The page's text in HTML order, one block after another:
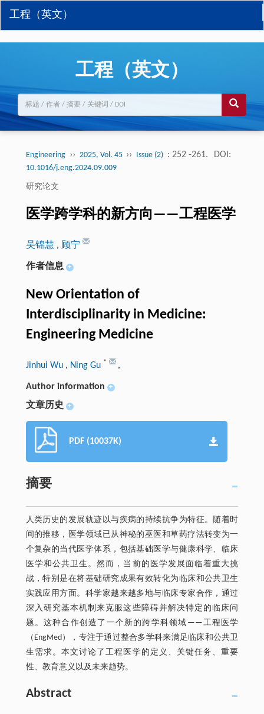
工程（英文）
工程（英文）
Engineering ›› 2025, Vol. 45 ›› Issue (2) : 252 -261. DOI:
10.1016/j.eng.2024.09.009
研究论文
医学跨学科的新方向——工程医学
吴锦慧 , 顾宁
作者信息 +
New Orientation of
Interdisciplinarity in Medicine:
Engineering Medicine
Jinhui Wu , Ning Gu * ,
Author information +
文章历史 +
PDF (10037K)
摘要
人类历史的发展轨迹以与疾病的持续抗争为特征。随着时
间的推移，医学领域已从神秘的巫医和草药疗法转变为一
个复杂的当代医学体系，包括基础医学与健康科学、临床
医学和公共卫生。然而，当前的医学发展面临着重大挑
战，特别是在将基础研究成果有效转化为临床和公共卫生
实践应用方面。科学家越来越多地与临床专家合作，通过
深入研究基本机制来克服这些障碍并解决特定的临床问
题。这种合作创造了一个新的跨学科领域——工程医学
（EngMed），专注于通过整合多学科来满足临床和公共卫
生需求。本文讨论了工程医学的定义、关键任务、重要
性、教育意义以及未来趋势。
Abstract